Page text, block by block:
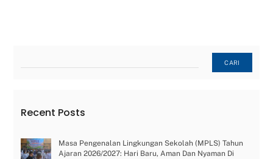
CARI
Recent Posts
Masa Pengenalan Lingkungan Sekolah (MPLS) Tahun
Ajaran 2026/2027: Hari Baru, Aman Dan Nyaman Di